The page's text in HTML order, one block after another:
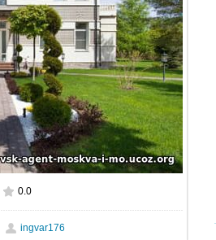
520x332
0.0
ingvar176